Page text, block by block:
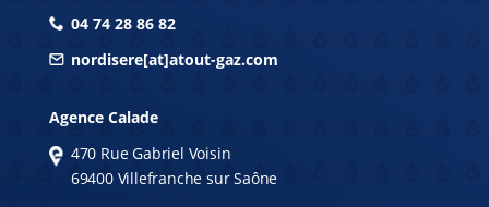
04 74 28 86 82
nordisere[at]atout-gaz.com
Agence Calade
470 Rue Gabriel Voisin
69400 Villefranche sur Saône